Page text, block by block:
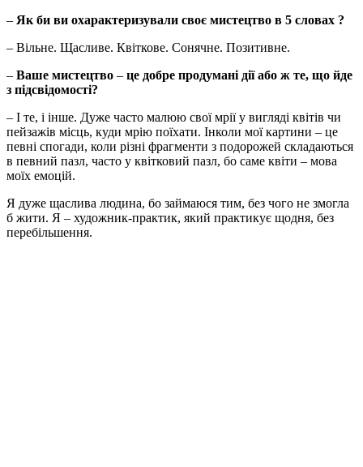
– Як би ви охарактеризували своє мистецтво в 5 словах ?
– Вільне. Щасливе. Квіткове. Сонячне. Позитивне.
– Ваше мистецтво – це добре продумані дії або ж те, що йде
з підсвідомості?
– І те, і інше. Дуже часто малюю свої мрії у вигляді квітів чи
пейзажів місць, куди мрію поїхати. Інколи мої картини – це
певні спогади, коли різні фрагменти з подорожей складаються
в певний пазл, часто у квітковий пазл, бо саме квіти – мова
моїх емоцій.
Я дуже щаслива людина, бо займаюся тим, без чого не змогла
б жити. Я – художник-практик, який практикує щодня, без
перебільшення.